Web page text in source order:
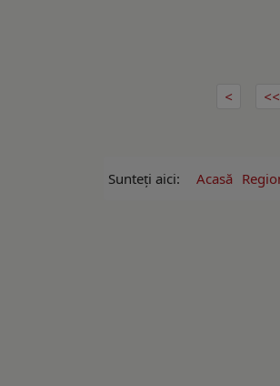
Sunteți aici: Acasă